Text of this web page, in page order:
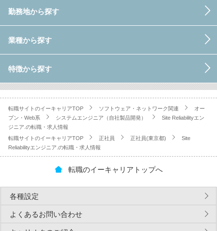
勤務地から探す
業種から探す
特徴から探す
転職サイトのイーキャリアTOP ソフトウェア・ネットワーク関連
オー
プン・Web系
システムエンジニア（自社製品開発）
Site Reliabilityエン
ジニア.の転職・求人情報
転職サイトのイーキャリアTOP
正社員 正社員(東京都)
Site
Reliabilityエンジニア.の転職・求人情報
転職のイーキャリアトップへ
各種設定
よくあるお問い合わせ